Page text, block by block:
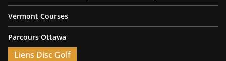
Vermont Courses
Parcours Ottawa
Liens Disc Golf